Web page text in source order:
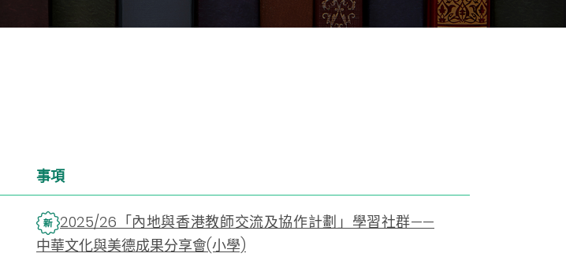
事項
2025/26「內地與香港教師交流及協作計劃」學習社群——
中華文化與美德成果分享會(小學)